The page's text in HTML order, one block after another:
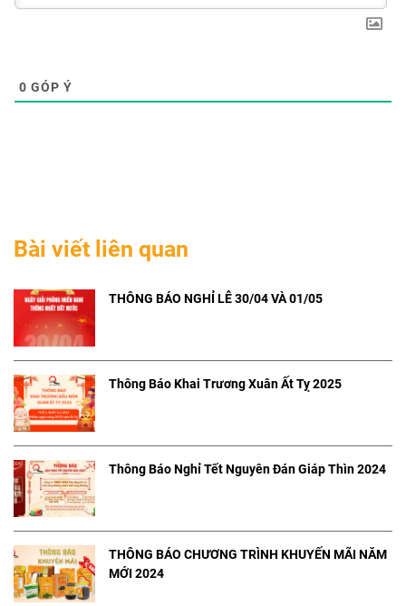
0 GÓP Ý
Bài viết liên quan
THÔNG BÁO NGHỈ LỄ 30/04 VÀ 01/05
Thông Báo Khai Trương Xuân Ất Tỵ 2025
Thông Báo Nghỉ Tết Nguyên Đán Giáp Thìn 2024
THÔNG BÁO CHƯƠNG TRÌNH KHUYẾN MÃI NĂM
MỚI 2024